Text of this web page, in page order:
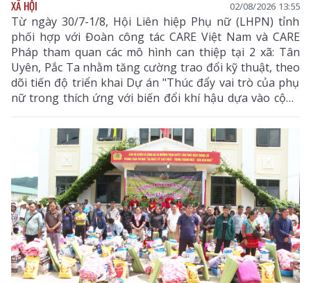
XÃ HỘI 02/08/2026 13:55
Từ ngày 30/7-1/8, Hội Liên hiệp Phụ nữ (LHPN) tỉnh
phối hợp với Đoàn công tác CARE Việt Nam và CARE
Pháp tham quan các mô hình can thiệp tại 2 xã: Tân
Uyên, Pắc Ta nhằm tăng cường trao đổi kỹ thuật, theo
dõi tiến độ triển khai Dự án "Thúc đẩy vai trò của phụ
nữ trong thích ứng với biến đổi khí hậu dựa vào cộng
đồng (C-Future)" được UBND tỉnh phê duyệt theo
Quyết định số 400/QĐ-UBND ngày 27/2/2025.